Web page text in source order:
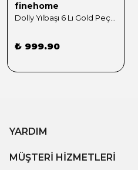
finehome
₺ 999.90
YARDIM
MÜŞTERİ HİZMETLERİ